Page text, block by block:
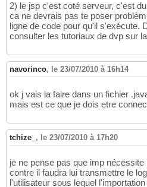
2) le jsp c'est coté serveur, c'est
ca ne devrais pas te poser
ligne de code pour qu'il s'exécute.
consulter les tutoriaux de dvp sur
navorinco, le 23/07/2010 à 16h14
ok j vais la faire dans un fichier
mais est ce que je dois etre
tchize_ , le 23/07/2010 à 17h20
je ne pense pas que imp
contre il faudra lui transmettre le
l'utilisateur sous lequel